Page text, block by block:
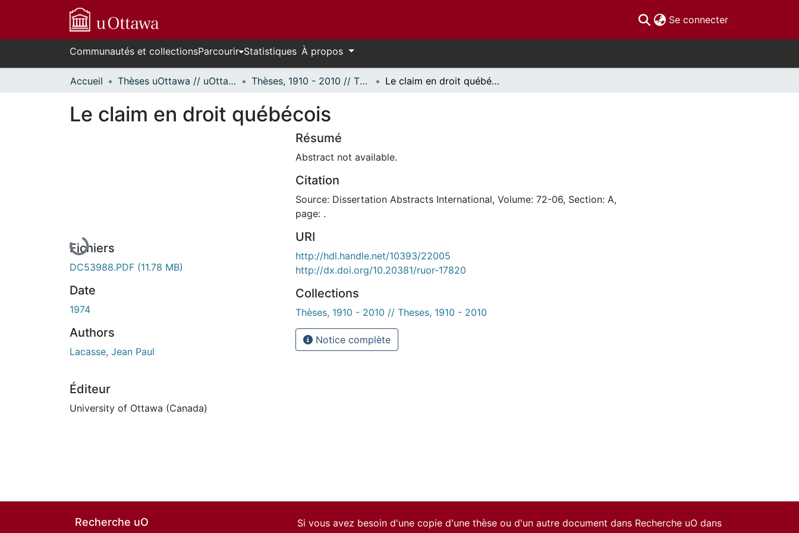
Se connecter(current)
Communautés et collectionsParcourir Statistiques À propos
Accueil Thèses uOttawa // uOttawa Theses Thèses, 1910 - 2010 // Theses, 1910 - 2010 Le claim en droit québécois
Le claim en droit québécois
En cours de chargement...
Fichiers
DC53988.PDF (11.78 MB)
Date
1974
Authors
Lacasse, Jean Paul
Éditeur
University of Ottawa (Canada)
Résumé
Abstract not available.
Citation
Source: Dissertation Abstracts International, Volume: 72-06, Section: A,
page: .
URI
http://hdl.handle.net/10393/22005
http://dx.doi.org/10.20381/ruor-17820
Collections
Thèses, 1910 - 2010 // Theses, 1910 - 2010
Notice complète
Recherche uO
Si vous avez besoin d'une copie d'une thèse ou d'un autre document dans Recherche uO dans